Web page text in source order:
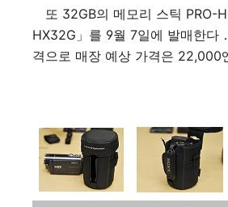
또 32GB의 메모리 스틱 PRO-
HX32G」를 9월 7일에 발매한다
격으로 매장 예상 가격은 22,000